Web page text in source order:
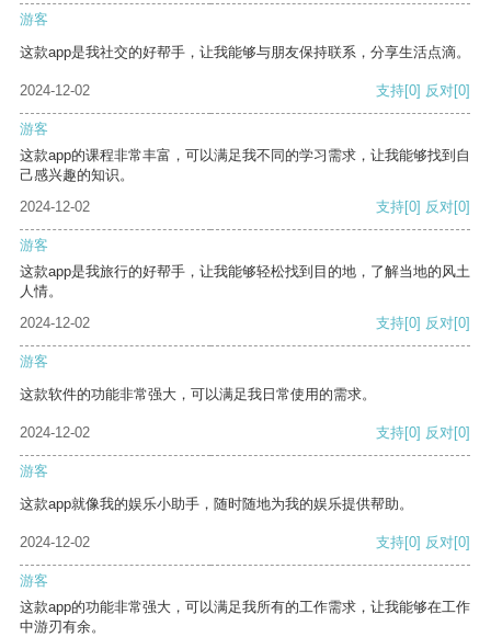
游客
这款app是我社交的好帮手，让我能够与朋友保持联系，分享生活点滴。
2024-12-02 支持[0] 反对[0]
游客
这款app的课程非常丰富，可以满足我不同的学习需求，让我能够找到自
己感兴趣的知识。
2024-12-02
支持[0] 反对[0]
游客
这款app是我旅行的好帮手，让我能够轻松找到目的地，了解当地的风土
人情。
2024-12-02
支持[0] 反对[0]
游客
这款软件的功能非常强大，可以满足我日常使用的需求。
2024-12-02 支持[0] 反对[0]
游客
这款app就像我的娱乐小助手，随时随地为我的娱乐提供帮助。
2024-12-02 支持[0] 反对[0]
游客
这款app的功能非常强大，可以满足我所有的工作需求，让我能够在工作
中游刃有余。